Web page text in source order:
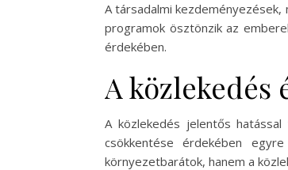
A társadalmi
programok ösztönzik az
érdekében.
A közlekedés
A közlekedés jelentős
csökkentése érdekében
környezetbarátok, hanem a